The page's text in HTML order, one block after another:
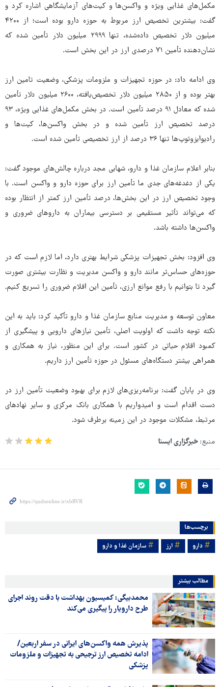
مکمل‌های غذایی ویژه و واکسن‌ها و کیت‌های آزمایشگاهی اشاره کرد و
گفت: بیشترین تخصیص ارز مربوط به حوزه دارو بوده است؛ از ۴۲۰۰
میلیون دلار تخصیص داده‌شده، تنها ۲۹۹۹ میلیون دلار تأمین شده که
نشان‌دهنده تأمین ۷۱ درصدی ارز در این بخش است.
وی ادامه داد: در حوزه تجهیزات و ملزومات پزشکی، وضعیت تامین ارز
بهتر بوده و از ۲۸۵۰ میلیون دلار تخصیص‌یافته، ۲۶۰۰ میلیون دلار تأمین
شده که معادل ۹۱ درصد تأمین است. در بخش مکمل‌های غذایی ویژه، ۹۳
درصد تخصیص ارز تأمین شده و در بخش واکسن‌ها، کیت‌ها و
رادیوایزوتوپ‌ها تنها ۳۶ درصد از ارز تخصیصی تأمین شده است.
بنابر اعلام سازمان غذا و دارو، شهابی مجد درباره چالش‌های موجود گفت:
یکی از دغدغه‌های جدی ما تأمین ارز برای حوزه دارو و واکسن است. با
وجود تخصیص ارز در این بخش‌ها، درصد تأمین ارز کمتر از انتظار بوده
که می‌تواند تأثیر مستقیمی بر دسترسی بیماران به داروهای ضروری و
واکسن‌ها داشته باشد.
وی افزود: بخش تجهیزات پزشکی شرایط بهتری دارد، اما لازم است که در
حوزه‌های حساس‌تر مانند دارو و واکسن مدیریت و نظارت بیشتری صورت
گیرد تا بتوانیم با رفع موانع ارزی، تأمین این اقلام ضروری را تسریع کنیم.
معاون توسعه و مدیریت منابع سازمان غذا و دارو تأکید کرد: باید به این
نکته توجه داشت که اولویت اصلی، تأمین نیازهای دارویی و پیشگیری از
کمبود اقلام حیاتی در کشور است. برای این منظور، نیاز به همکاری و
همراهی بیشتر دستگاه‌های مسئول در حوزه تأمین ارز داریم.
وی در پایان گفت: برنامه‌ریزی‌های لازم برای بهبود وضعیت تأمین ارز در
دست اقدام است و امیدواریم با همکاری بانک مرکزی و سایر نهادهای
مرتبط، مشکلات موجود در این زمینه برطرف شود.
منبع: خبرگزاری ایسنا
برچسب‌ها
دارو ارز سازمان غذا و دارو
مطالب بیشتر
محمدبیگی: کمیسیون بهداشت با دقت روند اجرای
طرح دارویار را پیگیری می‌کند
پذیرش همه واکسن‌های ایرانی در سفر اربعین/
ادامه تخصیص ارز ترجیحی به تجهیزات و ملزومات
پزشکی